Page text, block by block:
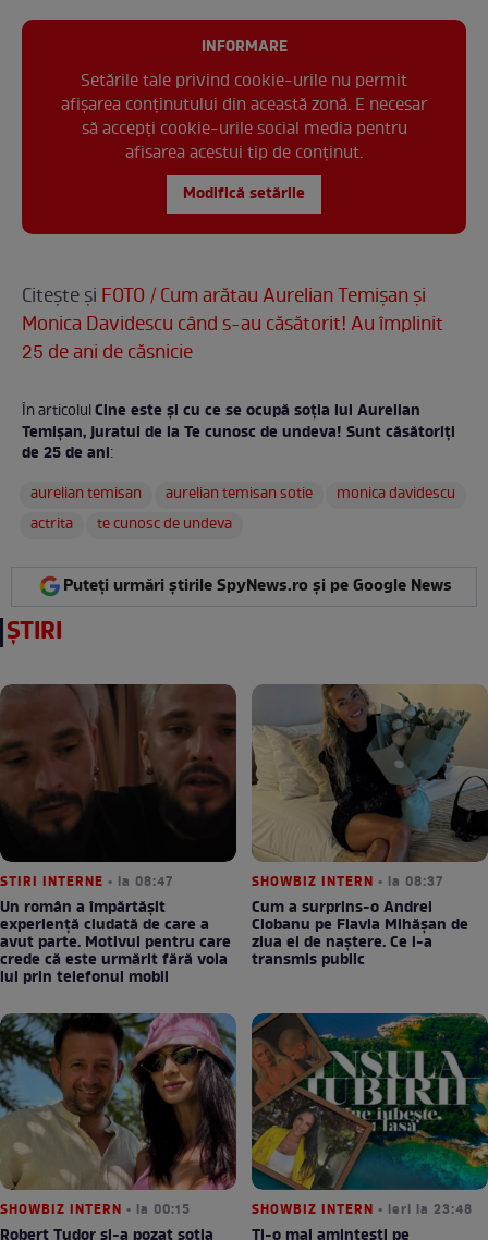
INFORMARE
Setările tale privind cookie-urile nu permit
afișarea conținutului din această zonă. E necesar
să accepți cookie-urile social media pentru
afisarea acestui tip de conținut.
Modifică setările
Citește și FOTO / Cum arătau Aurelian Temişan şi
Monica Davidescu când s-au căsătorit! Au împlinit
25 de ani de căsnicie
În articolulCine este și cu ce se ocupă soția lui Aurelian
Temișan, juratul de la Te cunosc de undeva! Sunt căsătoriți
de 25 de ani:
aurelian temisan
aurelian temisan sotie
monica davidescu
actrita
te cunosc de undeva
Puteți urmări știrile SpyNews.ro și pe Google News
ȘTIRI
STIRI INTERNE • la 08:47
Un român a împărtășit
experiență ciudată de care a
avut parte. Motivul pentru care
crede că este urmărit fără voia
lui prin telefonul mobil
SHOWBIZ INTERN • la 08:37
Cum a surprins-o Andrei
Ciobanu pe Flavia Mihășan de
ziua ei de naștere. Ce i-a
transmis public
SHOWBIZ INTERN • la 00:15 SHOWBIZ INTERN • ieri la 23:48